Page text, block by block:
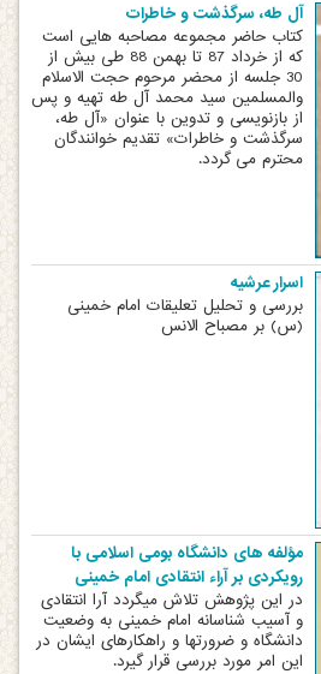
آل طه، سرگذشت و خاطرات
کتاب حاضر مجموعه مصاحبه هایی است
که از خرداد 87 تا بهمن 88 طی بیش از
30 جلسه از محضر مرحوم حجت الاسلام
والمسلمین سید محمد آل طه تهیه و پس
از بازنویسی و تدوین با عنوان «آل طه،
سرگذشت و خاطرات» تقدیم خوانندگان
محترم می گردد.
اسرار عرشیه
بررسی و تحلیل تعلیقات امام خمینی
(س) بر مصباح الانس
مؤلفه های دانشگاه بومی اسلامی با
رویکردی بر آراء انتقادی امام خمینی
در این پژوهش تلاش میگردد آرا انتقادی
و آسیب شناسانه امام خمینی به وضعیت
دانشگاه و ضرورتها و راهکارهای ایشان در
این امر مورد بررسی قرار گیرد.